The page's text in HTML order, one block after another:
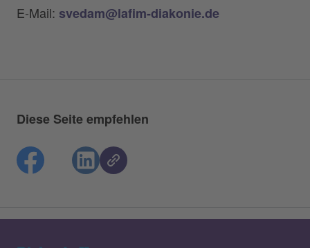
E-Mail: svedam@lafim-diakonie.de
Diese Seite empfehlen